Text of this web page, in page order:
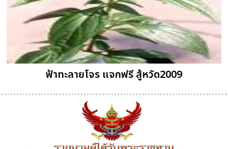
ฟ้าทะลายโจร แจกฟรี สู้หวัด2009